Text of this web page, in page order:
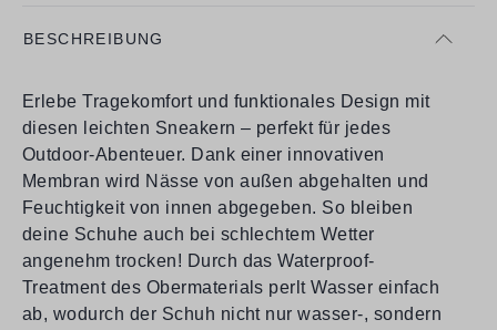
BESCHREIBUNG
Erlebe Tragekomfort und funktionales Design mit
diesen leichten Sneakern – perfekt für jedes
Outdoor-Abenteuer. Dank einer innovativen
Membran wird Nässe von außen abgehalten und
Feuchtigkeit von innen abgegeben. So bleiben
deine Schuhe auch bei schlechtem Wetter
angenehm trocken! Durch das Waterproof-
Treatment des Obermaterials perlt Wasser einfach
ab, wodurch der Schuh nicht nur wasser-, sondern